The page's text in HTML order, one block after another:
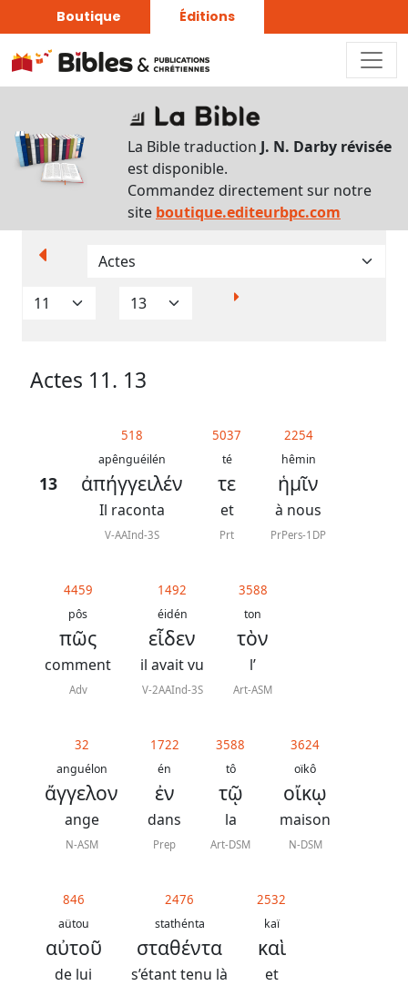
Boutique Éditions
La Bible traduction J. N. Darby révisée
est disponible.
Commandez directement sur notre
site boutique.editeurbpc.com
Actes 11. 13
13
518
apênguéilén
ἀπήγγειλέν
Il raconta
V-AAInd-3S
5037
té
τε
et
Prt
2254
hêmin
ἡμῖν
à nous
PrPers-1DP
4459
pôs
πῶς
comment
Adv
1492
éidén
εἶδεν
il avait vu
V-2AAInd-3S
3588
ton
τὸν
l’
Art-ASM
32
anguélon
ἄγγελον
ange
N-ASM
1722
én
ἐν
dans
Prep
3588
tô
τῷ
la
Art-DSM
3624
oïkô
οἴκῳ
maison
N-DSM
846
aütou
αὐτοῦ
de lui
2476
stathénta
σταθέντα
s’étant tenu là
2532
kaï
καὶ
et
d’affichage
Par
verset
Translittérations
Analyse
Abréviations
grammaticales
chapitre
Lire ce
Traduction
Bible